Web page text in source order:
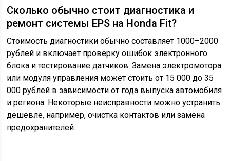
Сколько обычно стоит диагностика и
ремонт системы EPS на Honda Fit?
Стоимость диагностики обычно составляет 1000–2000
рублей и включает проверку ошибок электронного
блока и тестирование датчиков. Замена электромотора
или модуля управления может стоить от 15 000 до 35
000 рублей в зависимости от года выпуска автомобиля
и региона. Некоторые неисправности можно устранить
дешевле, например, очистка контактов или замена
предохранителей.